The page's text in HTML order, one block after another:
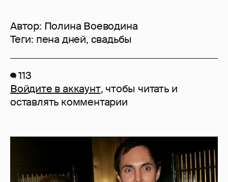
Автор: Полина Воеводина
Теги: пена дней, свадьбы
113
Войдите в аккаунт, чтобы читать и
оставлять комментарии